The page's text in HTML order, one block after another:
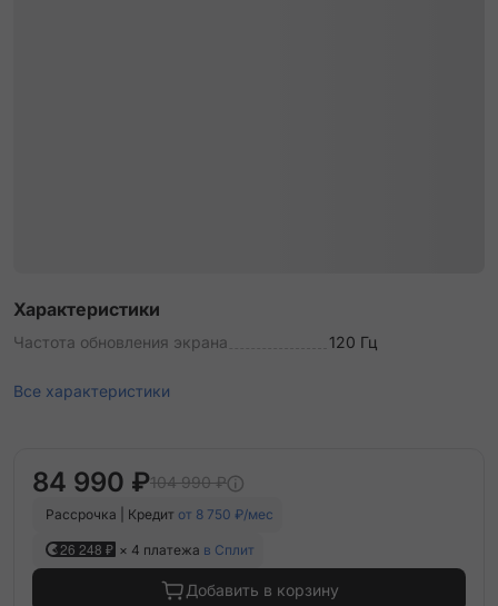
Характеристики
Частота обновления экрана 120 Гц
Все характеристики
84 990 ₽104 990 ₽
Рассрочка | Кредит от 8 750 ₽/мес
26 248 ₽ × 4 платежа в Сплит
Добавить в корзину